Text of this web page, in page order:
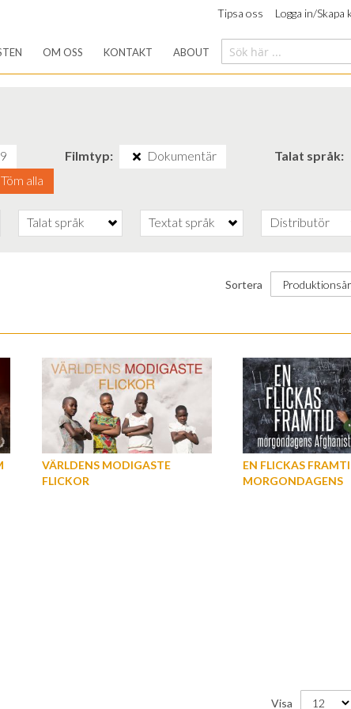
Tipsa oss Logga in/Skapa
OM OSS KONTAKT ABOUT
Filmtyp Dokumentär
Talat språk
Töm alla
Talat språk Textat språk Distributör
Sortera
VÄRLDENS MODIGASTE
FLICKOR
EN FLICKAS
MORGONDAGENS
Visa